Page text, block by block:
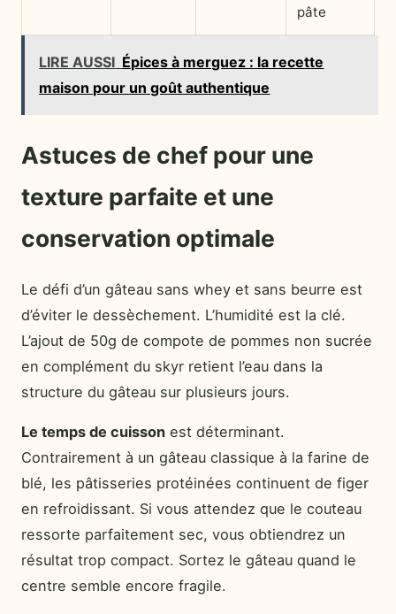
pâte
LIRE AUSSI Épices à merguez : la recette
maison pour un goût authentique
Astuces de chef pour une
texture parfaite et une
conservation optimale
Le défi d’un gâteau sans whey et sans beurre est
d’éviter le dessèchement. L’humidité est la clé.
L’ajout de 50g de compote de pommes non sucrée
en complément du skyr retient l’eau dans la
structure du gâteau sur plusieurs jours.
Le temps de cuisson est déterminant.
Contrairement à un gâteau classique à la farine de
blé, les pâtisseries protéinées continuent de figer
en refroidissant. Si vous attendez que le couteau
ressorte parfaitement sec, vous obtiendrez un
résultat trop compact. Sortez le gâteau quand le
centre semble encore fragile.